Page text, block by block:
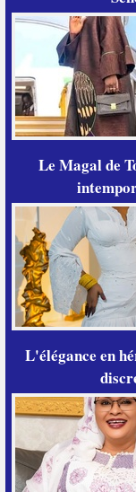
Le Magal de
L'élégance en